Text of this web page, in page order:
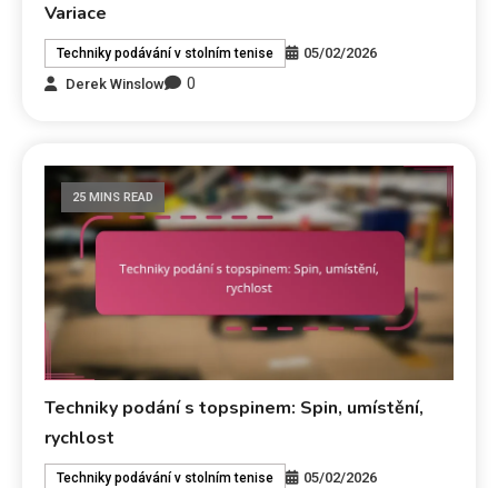
Variace
Techniky podávání v stolním tenise
05/02/2026
Derek Winslow
0
25 MINS READ
Techniky podání s topspinem: Spin, umístění,
rychlost
Techniky podávání v stolním tenise
05/02/2026